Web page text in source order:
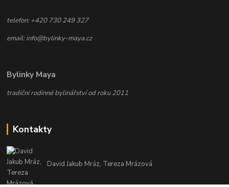
telefon: +420 730 249 327
email: info@bylinky-maya.cz
Bylinky Maya
tradiční rodinné bylinářství od roku 2011
Kontakty
David Jakub Mráz, Tereza Mrázová